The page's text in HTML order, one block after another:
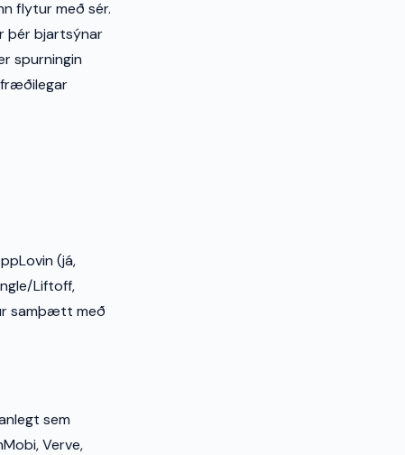
flytur með sér.
þér bjartsýnar
spurningin
(já,
Liftoff,
samþætt með
sem
Verve,